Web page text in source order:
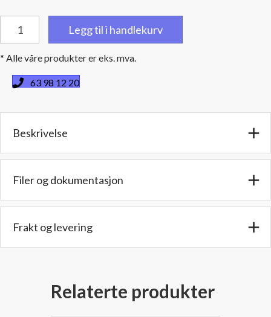
Muffler
(25,4
hanngjenger
Legg til i handlekurv
* Alle våre produkter er eks. mva.
63 98 12 20
Beskrivelse
Filer og dokumentasjon
Frakt og levering
Relaterte produkter